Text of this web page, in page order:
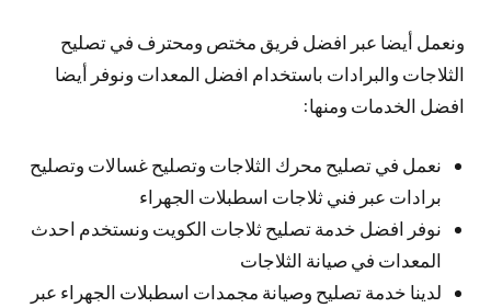
ونعمل أيضا عبر افضل فريق مختص ومحترف في تصليح
الثلاجات والبرادات باستخدام افضل المعدات ونوفر أيضا
افضل الخدمات ومنها:
نعمل في تصليح محرك الثلاجات وتصليح غسالات وتصليح
برادات عبر فني ثلاجات اسطبلات الجهراء
نوفر افضل خدمة تصليح ثلاجات الكويت ونستخدم احدث
المعدات في صيانة الثلاجات
لدينا خدمة تصليح وصيانة مجمدات اسطبلات الجهراء عبر